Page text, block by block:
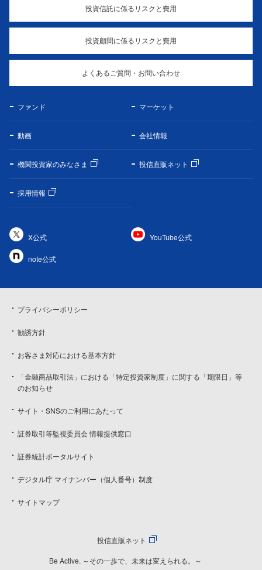
投資信託に係るリスクと費用
投資顧問に係るリスクと費用
よくあるご質問・お問い合わせ
ファンド マーケット
動画 会社情報
機関投資家のみなさま 投信直販ネット
採用情報
X公式 YouTube公式
note公式
プライバシーポリシー
勧誘方針
お客さま対応における基本方針
「金融商品取引法」における「特定投資家制度」に関する「期限日」等
のお知らせ
サイト・SNSのご利用にあたって
証券取引等監視委員会 情報提供窓口
証券統計ポータルサイト
デジタル庁 マイナンバー（個人番号）制度
サイトマップ
投信直販ネット
Be Active. ～その一歩で、未来は変えられる。～